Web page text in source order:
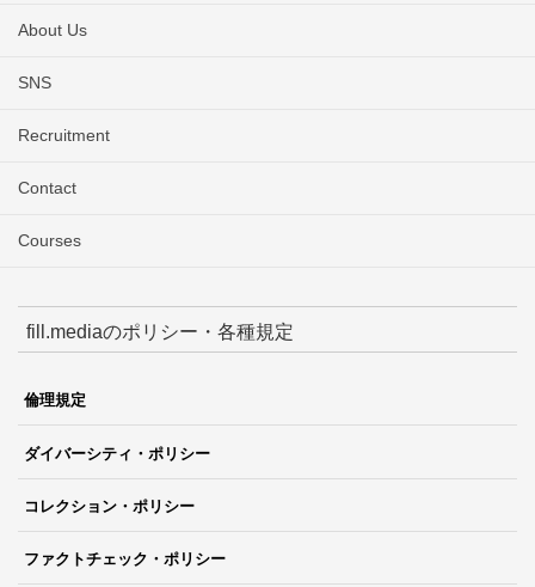
About Us
SNS
Recruitment
Contact
Courses
fill.mediaのポリシー・各種規定
倫理規定
ダイバーシティ・ポリシー
コレクション・ポリシー
ファクトチェック・ポリシー